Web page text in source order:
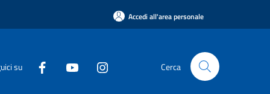
Accedi all'area personale
su Cerca